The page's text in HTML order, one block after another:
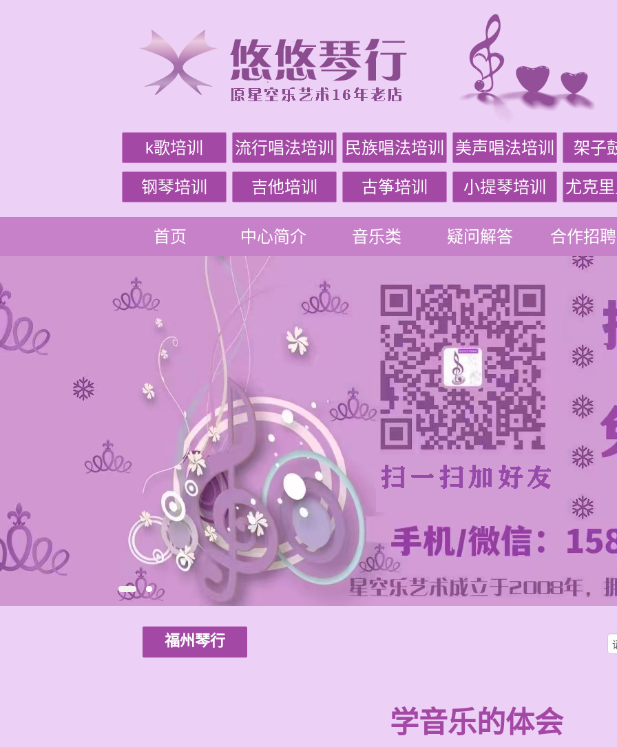
k歌培训 流行唱法培训 民族唱法培训 美声唱法培训 架子
钢琴培训 吉他培训 古筝培训 小提琴培训 尤克
首页 中心简介 音乐类 疑问解答 合作招聘
福州琴行
学音乐的体会